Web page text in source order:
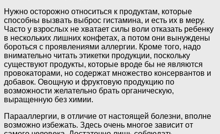
Нужно осторожно относиться к продуктам, которые
способны вызвать выброс гистамина, и есть их в меру.
Часто у взрослых не хватает силы воли отказать ребенку
в нескольких лишних конфетах, а потом они вынуждены
бороться с проявлениями аллергии. Кроме того, надо
внимательно читать этикетки продукции, поскольку
существуют продукты, которые вроде бы не являются
провокаторами, но содержат множество консервантов и
добавок. Овощную и фруктовую продукцию по
возможности желательно брать органическую,
выращенную без химии.
Парааллергии, в отличие от настоящей болезни, вполне
возможно избежать. Здесь очень многое зависит от